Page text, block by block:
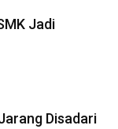
Jadi
Disadari